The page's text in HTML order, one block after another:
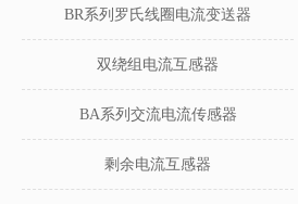
BR系列罗氏线圈电流变送器
双绕组电流互感器
BA系列交流电流传感器
剩余电流互感器